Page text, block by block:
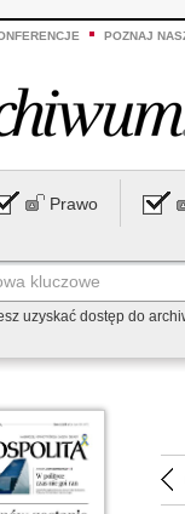
POZNAJ
Prawo
uzyskać dostęp do